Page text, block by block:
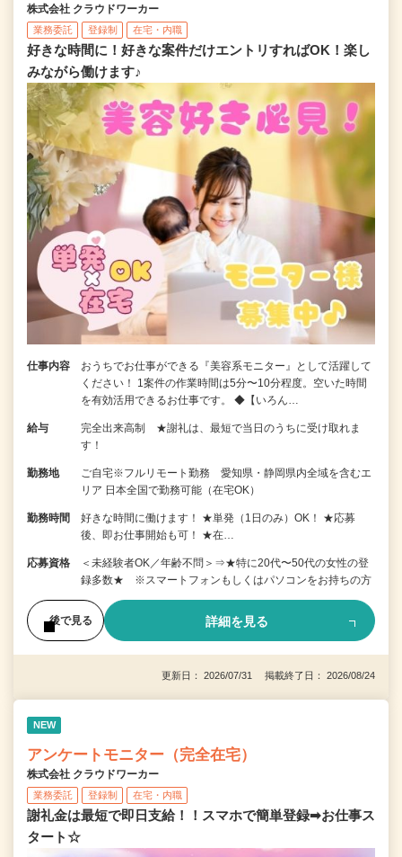
株式会社 クラウドワーカー
業務委託 登録制 在宅・内職
好きな時間に！好きな案件だけエントリすればOK！楽し
みながら働けます♪
仕事内容
おうちでお仕事ができる『美容系モニター』として活躍して
ください！ 1案件の作業時間は5分〜10分程度。空いた時間
を有効活用できるお仕事です。 ◆【いろん…
給与
完全出来高制 ★謝礼は、最短で当日のうちに受け取れま
す！
勤務地
ご自宅※フルリモート勤務 愛知県・静岡県内全域を含むエ
リア 日本全国で勤務可能（在宅OK）
勤務時間
好きな時間に働けます！ ★単発（1日のみ）OK！ ★応募
後、即お仕事開始も可！ ★在…
応募資格
＜未経験者OK／年齢不問＞⇒★特に20代〜50代の女性の登
録多数★ ※スマートフォンもしくはパソコンをお持ちの方
後で見る 詳細を見る
更新日： 2026/07/31 掲載終了日： 2026/08/24
NEW
アンケートモニター（完全在宅）
株式会社 クラウドワーカー
業務委託 登録制 在宅・内職
謝礼金は最短で即日支給！！スマホで簡単登録➡お仕事ス
タート☆